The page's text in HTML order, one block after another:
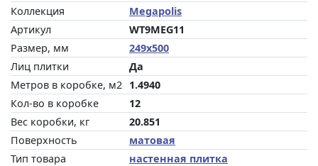
Коллекция
Megapolis
Артикул
WT9MEG11
Размер, мм
249x500
Лиц плитки
Да
Метров в коробке, м2
1.4940
Кол-во в коробке
12
Вес коробки, кг
20.851
Поверхность
матовая
Тип товара
настенная плитка